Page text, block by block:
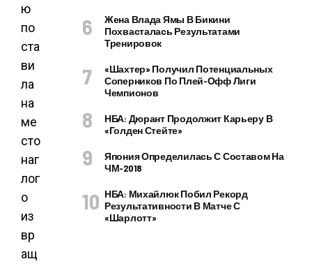
Жена Влада Ямы В Бикини
Похвасталась Результатами
Тренировок
«Шахтер» Получил Потенциальных
Соперников По Плей-Офф Лиги
Чемпионов
НБА: Дюрант Продолжит Карьеру В
«Голден Стейте»
Япония Определилась С Составом На
ЧМ-2018
НБА: Михайлюк Побил Рекорд
Результативности В Матче С
«Шарлотт»